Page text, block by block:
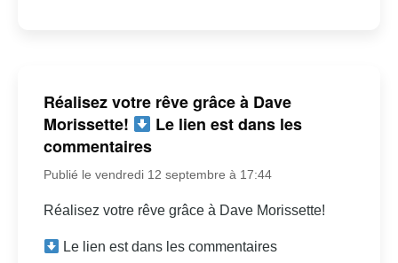
Réalisez votre rêve grâce à Dave
Morissette!
Le lien est dans les
commentaires
Publié le vendredi 12 septembre à 17:44
Réalisez votre rêve grâce à Dave Morissette!
Le lien est dans les commentaires